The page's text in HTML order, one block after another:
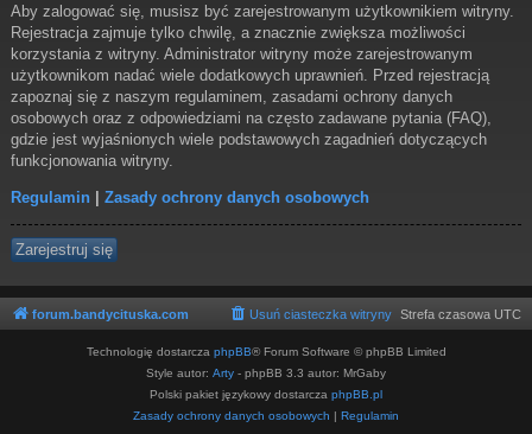
Aby zalogować się, musisz być zarejestrowanym użytkownikiem witryny.
Rejestracja zajmuje tylko chwilę, a znacznie zwiększa możliwości
korzystania z witryny. Administrator witryny może zarejestrowanym
użytkownikom nadać wiele dodatkowych uprawnień. Przed rejestracją
zapoznaj się z naszym regulaminem, zasadami ochrony danych
osobowych oraz z odpowiedziami na często zadawane pytania (FAQ),
gdzie jest wyjaśnionych wiele podstawowych zagadnień dotyczących
funkcjonowania witryny.
Regulamin | Zasady ochrony danych osobowych
Zarejestruj się
forum.bandycituska.com Strefa czasowa UTC
Usuń ciasteczka witryny
Technologię dostarcza phpBB® Forum Software © phpBB Limited
Style autor: Arty - phpBB 3.3 autor: MrGaby
Polski pakiet językowy dostarcza phpBB.pl
Zasady ochrony danych osobowych | Regulamin